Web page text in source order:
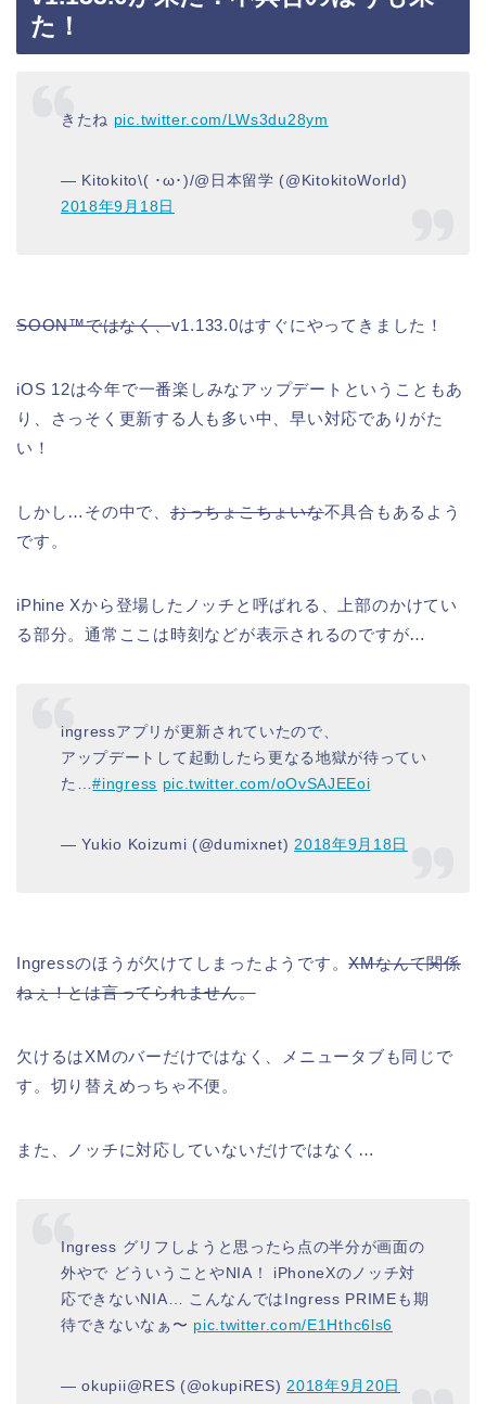
た！
きたね pic.twitter.com/LWs3du28ym
— Kitokito\( ･ω･)/@日本留学 (@KitokitoWorld)
2018年9月18日
SOON™ではなく、v1.133.0はすぐにやってきました！
iOS 12は今年で一番楽しみなアップデートということもあ
り、さっそく更新する人も多い中、早い対応でありがた
い！
しかし…その中で、おっちょこちょいな不具合もあるよう
です。
iPhine Xから登場したノッチと呼ばれる、上部のかけてい
る部分。通常ここは時刻などが表示されるのですが…
ingressアプリが更新されていたので、
アップデートして起動したら更なる地獄が待ってい
た…#ingress pic.twitter.com/oOvSAJEEoi
— Yukio Koizumi (@dumixnet) 2018年9月18日
Ingressのほうが欠けてしまったようです。XMなんて関係
ねぇ！とは言ってられません。
欠けるはXMのバーだけではなく、メニュータブも同じで
す。切り替えめっちゃ不便。
また、ノッチに対応していないだけではなく…
Ingress グリフしようと思ったら点の半分が画面の
外やで どういうことやNIA！ iPhoneXのノッチ対
応できないNIA… こんなんではIngress PRIMEも期
待できないなぁ〜 pic.twitter.com/E1Hthc6ls6
— okupii@RES (@okupiRES) 2018年9月20日